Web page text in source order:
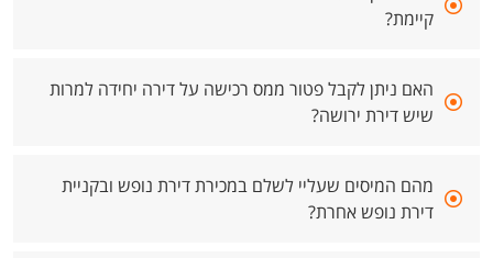
קיימת?
האם ניתן לקבל פטור ממס רכישה על דירה יחידה למרות
שיש דירת ירושה?
מהם המיסים שעליי לשלם במכירת דירת נופש ובקניית
דירת נופש אחרת?